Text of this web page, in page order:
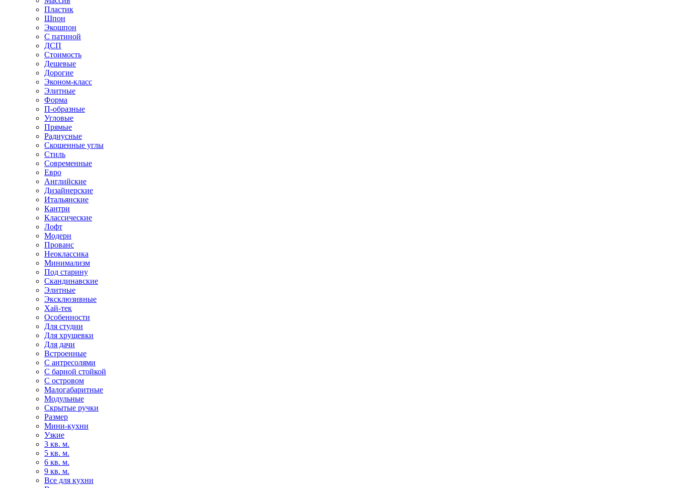
Пластик
Шпон
Экошпон
С патиной
ДСП
Стоимость
Дешевые
Дорогие
Эконом-класс
Элитные
Форма
П-образные
Угловые
Прямые
Радиусные
Скошенные углы
Стиль
Современные
Евро
Английские
Дизайнерские
Итальянские
Кантри
Классические
Лофт
Модерн
Прованс
Неоклассика
Минимализм
Под старину
Скандинавские
Элитные
Эксклюзивные
Хай-тек
Особенности
Для студии
Для хрущевки
Для дачи
Встроенные
С антресолями
С барной стойкой
С островом
Малогабаритные
Модульные
Скрытые ручки
Размер
Мини-кухни
Узкие
3 кв. м.
5 кв. м.
6 кв. м.
9 кв. м.
Все для кухни